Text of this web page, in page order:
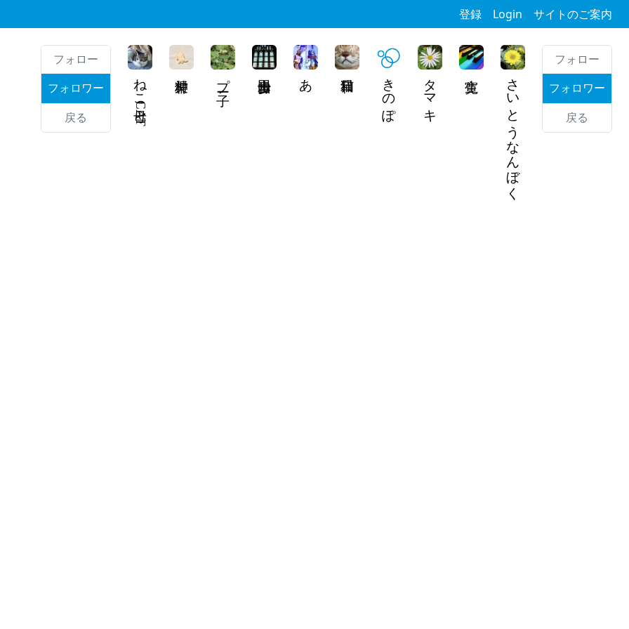
登録 Login サイトのご案内
フォロー
フォロワー
戻る
さいとうなんぼく
タマキ
きのぽ
あ
プー子
ねこ母CAT
フォロー
フォロワー
戻る